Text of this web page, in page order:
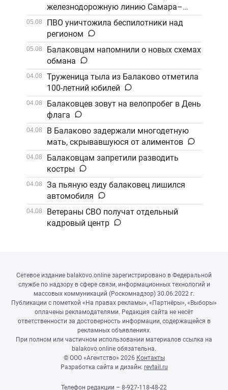
железнодорожную линию Самара–
Саратов
05.08
ПВО уничтожила беспилотники над
регионом
05.08
Балаковцам напомнили о новых схемах
обмана
04.08
Труженица тыла из Балаково отметила
100-летний юбилей
04.08
Балаковцев зовут на велопробег в День
флага
04.08
В Балаково задержали многодетную
мать, скрывавшуюся от алиментов
04.08
Балаковцам запретили разводить
костры
04.08
За пьяную езду балаковец лишился
автомобиля
04.08
Ветераны СВО получат отдельный
кадровый центр
Сетевое издание balakovo.online зарегистрировано в Федеральной
службе по надзору в сфере связи, информационных технологий и
массовых коммуникаций (Роскомнадзор) 30.06.2022 г.
Публикации с пометкой «На правах рекламы», «Партнёры», «Выборы»
оплачены рекламодателями. Редакция сайта не несёт
ответственности за достоверность информации, содержащейся в
рекламных объявлениях.
При полном или частичном использовании материалов ссылка на
balakovo.online обязательна.
© ООО «Агентство» 2026 Контакты
Разработка сайта и дизайн: revtail.ru
Телефон редакции – 8-927-118-48-22